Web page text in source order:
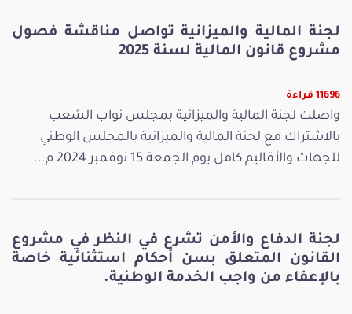
لجنة المالية والميزانية تواصل مناقشة فصول
مشروع قانون المالية لسنة 2025
11696 قراءة
واصلت لجنة المالية والميزانية بمجلس نواب الشعب
بالاشتراك مع لجنة المالية والميزانية بالمجلس الوطني
للجهات والأقاليم كامل يوم الجمعة 15 نوفمبر 2024 م...
لجنة الدفاع والأمن تشرع في النظر في مشروع
القانون المتعلق بسن أحكام استثنائية خاصة
بالإعفاء من واجب الخدمة الوطنية.